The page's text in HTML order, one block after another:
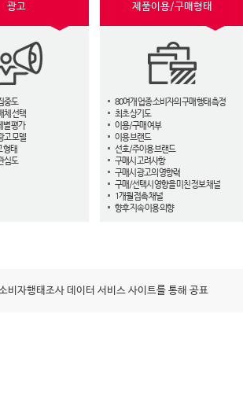
광고
중도
체 선택
별 평가
고 모델
형태
심도
제품이용/구매형태
80여개 업종 소비자의 구매 행태 측정
최초 상기도
이용/구매 여부
이용 브랜드
선호/주이용 브랜드
구매시 고려사항
구매시 광고의 영향력
구매/선택시 영향을 미친 정보 채널
1개월 접촉 채널
향후 지속 이용 의향
비자행태조사 데이터 서비스 사이트를 통해 공표